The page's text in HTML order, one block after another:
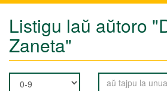
Listigu laŭ aŭtoro
Zaneta"